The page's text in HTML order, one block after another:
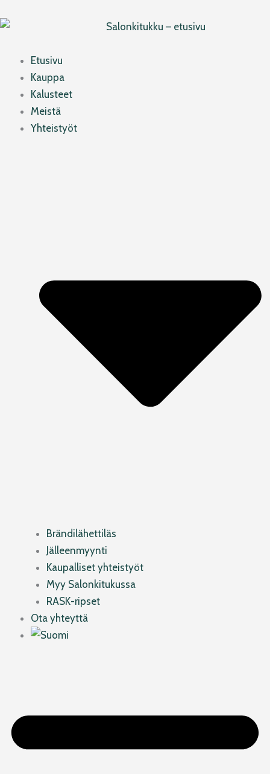
sisältöön
Etusivu
Kauppa
Kalusteet
Meistä
Yhteistyöt
Brändilähettiläs
Jälleenmyynti
Kaupalliset yhteistyöt
Myy Salonkitukussa
RASK-ripset
Ota yhteyttä